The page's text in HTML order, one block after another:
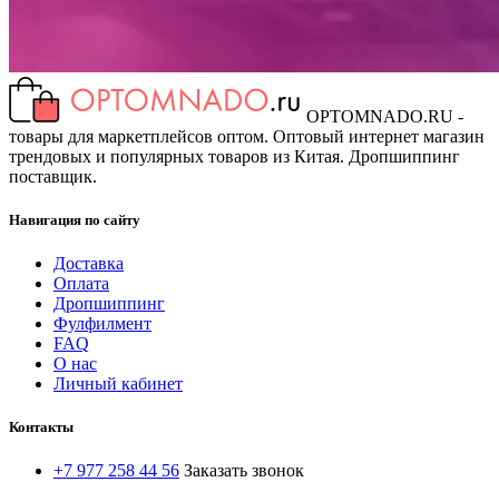
OPTOMNADO.RU -
товары для маркетплейсов оптом. Оптовый интернет магазин
трендовых и популярных товаров из Китая. Дропшиппинг
поставщик.
Навигация по сайту
Доставка
Оплата
Дропшиппинг
Фулфилмент
FAQ
О нас
Личный кабинет
Контакты
+7 977 258 44 56 Заказать звонок